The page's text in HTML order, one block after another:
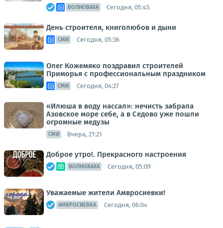
ВОЛНОВАХА Сегодня, 05:45
День строителя, книголюбов и дыни
СМИ Сегодня, 05:36
Олег Кожемяко поздравил строителей
Приморья с профессиональным праздником
СМИ Сегодня, 04:27
«Илюша в воду нассал»: нечисть забрала
Азовское море себе, а в Седово уже пошли
огромные медузы
СМИ Вчера, 21:21
Доброе утро!. Прекрасного настроения
ВОЛНОВАХА Сегодня, 05:09
Уважаемые жители Амвросиевки!
АМВРОСИЕВКА Сегодня, 06:04